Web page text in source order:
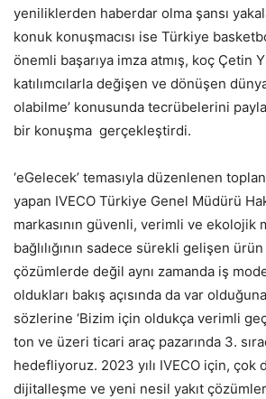
yeniliklerden haberdar olma şansı
konuk konuşmacısı ise Türkiye
önemli başarıya imza atmış, koç Çetin
katılımcılarla değişen ve dönüşen
olabilme’ konusunda tecrübelerini
bir konuşma gerçekleştirdi.
‘eGelecek’ temasıyla düzenlenen
yapan IVECO Türkiye Genel Müdürü
markasının güvenli, verimli ve ekolojik
bağlılığının sadece sürekli gelişen ürün
çözümlerde değil aynı zamanda iş
oldukları bakış açısında da var
sözlerine ‘Bizim için oldukça verimli
ton ve üzeri ticari araç pazarında 3.
hedefliyoruz. 2023 yılı IVECO için, çok
dijitalleşme ve yeni nesil yakıt